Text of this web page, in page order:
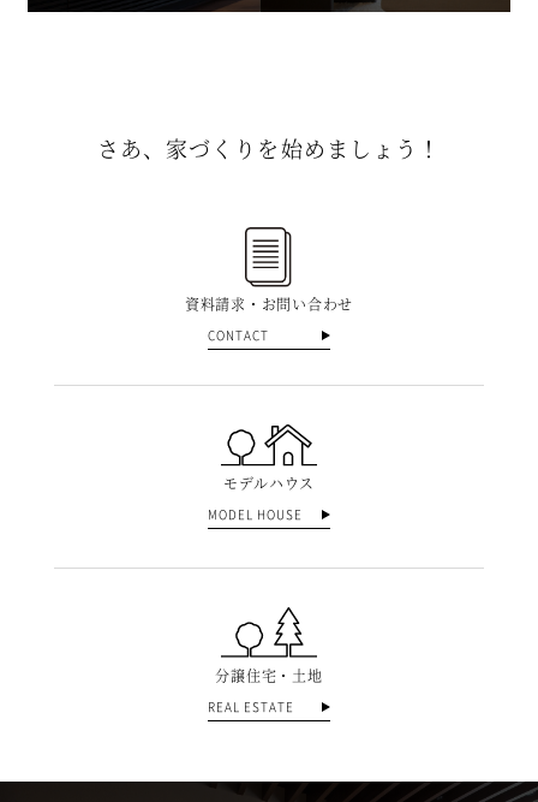
さあ、家づくりを始めましょう！
資料請求・お問い合わせ
CONTACT
モデルハウス
MODEL HOUSE
分譲住宅・土地
REAL ESTATE